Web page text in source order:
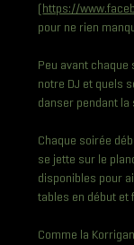
(https://
pour ne rien
Peu avant
notre DJ et quels
danser pendant la
Chaque soirée
se jette sur le
disponibles pour
tables en début et
Comme la